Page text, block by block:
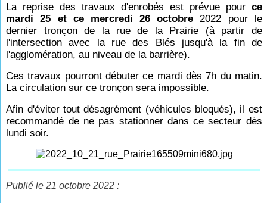
La reprise des travaux d'enrobés est prévue pour ce
mardi 25 et ce mercredi 26 octobre 2022 pour le
dernier tronçon de la rue de la Prairie (à partir de
l'intersection avec la rue des Blés jusqu'à la fin de
l'agglomération, au niveau de la barrière).
Ces travaux pourront débuter ce mardi dès 7h du matin.
La circulation sur ce tronçon sera impossible.
Afin d'éviter tout désagrément (véhicules bloqués), il est
recommandé de ne pas stationner dans ce secteur dès
lundi soir.
Publié le 21 octobre 2022 :